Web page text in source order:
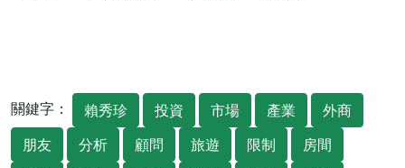
關鍵字： 賴秀珍 投資 市場 產業
外商
朋友
分析 顧問 旅遊 限制
房間